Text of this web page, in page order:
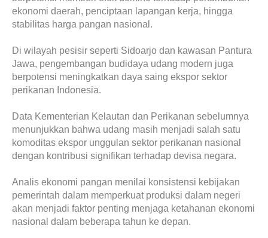
ekonomi daerah, penciptaan lapangan kerja, hingga
stabilitas harga pangan nasional.
Di wilayah pesisir seperti Sidoarjo dan kawasan Pantura
Jawa, pengembangan budidaya udang modern juga
berpotensi meningkatkan daya saing ekspor sektor
perikanan Indonesia.
Data Kementerian Kelautan dan Perikanan sebelumnya
menunjukkan bahwa udang masih menjadi salah satu
komoditas ekspor unggulan sektor perikanan nasional
dengan kontribusi signifikan terhadap devisa negara.
Analis ekonomi pangan menilai konsistensi kebijakan
pemerintah dalam memperkuat produksi dalam negeri
akan menjadi faktor penting menjaga ketahanan ekonomi
nasional dalam beberapa tahun ke depan.